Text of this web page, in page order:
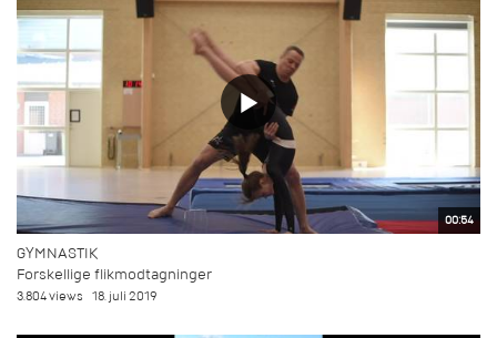
00:54
GYMNASTIK
Forskellige flikmodtagninger
3.804 views 18. juli 2019